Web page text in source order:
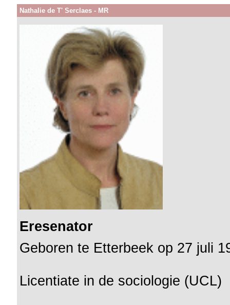
Nathalie de T' Serclaes - MR
Eresenator
Geboren te Etterbeek op 27 juli
Licentiate in de sociologie (UCL)